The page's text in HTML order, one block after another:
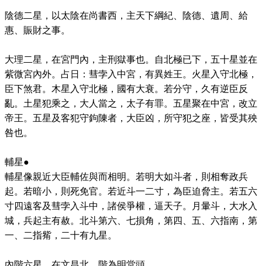
陰德二星，以太陰在尚書西，主天下綱紀、陰德、遺周、給
惠、賑財之事。
大理二星，在宮門內，主刑獄事也。自北極已下，五十星並在
紫微宮內外。占日：彗孛入中宮，有異姓王。火星入守北極，
臣下煞君。木星入守北極，國有大衰。若分守，久有逆臣反
亂。土星犯乘之，大人當之，太子有罪。五星聚在中宮，改立
帝王。五星及客犯守鉤陳者，大臣凶，所守犯之座，皆受其殃
咎也。
輔星●
輔星像親近大臣輔佐與而相明。若明大如斗者，則相奪政兵
起。若暗小，則死免官。若近斗一二寸，為臣迫脅主。若五六
寸四遠客及彗孛入斗中，諸侯爭權，逼天子。月暈斗，大水入
城，兵起主有赦。北斗第六、七損角，第四、五、六指南，第
一、二指觜，二十有九星。